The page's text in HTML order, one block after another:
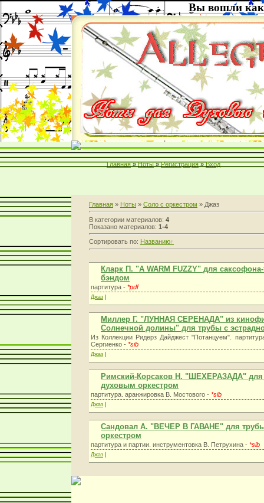
Вы вошли как
Главная » Ноты » Регистрация » Вход
Главная » Ноты » Соло с оркестром » Джаз
В категории материалов: 4
Показано материалов: 1-4
Сортировать по: Названию
Кларк П. "A WARM FUZZY" для
бэндом
партитура - *pdf
Джаз
Миллер Г. "ЛУННАЯ СЕРЕНАДА" из
Солнечной долины" для трубы с
Из Коллекции Ридерз Дайджест "Потанцуем".
Сергиенко - *sib
Джаз
Римский-Корсаков Н. "ШЕХЕРАЗАДА" для
духовым оркестром
партитура. аранжировка В. Мостового - *sib
Джаз
Сандовал А. "ВЕЧЕР В ГАВАНЕ" для
оркестром
партитура и партии. инструментовка В. Петрухина - *sib
Джаз